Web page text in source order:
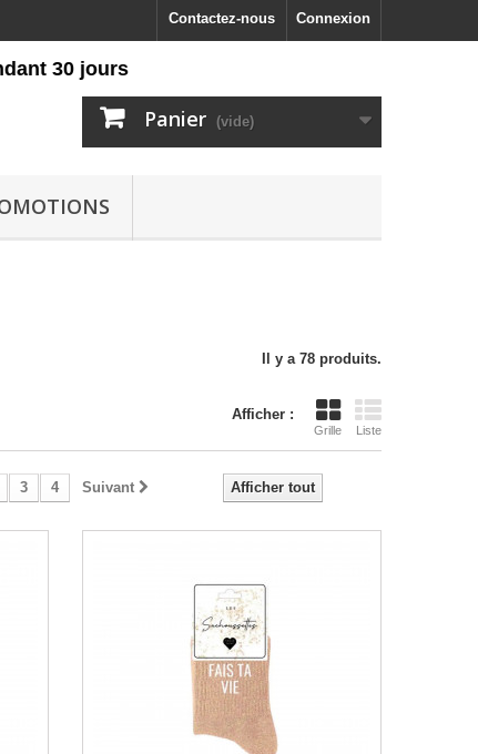
Connexion
Contactez-nous
Panier (vide)
jours
Il y a 78 produits.
Afficher :
Grille Liste
Afficher tout
3 4 Suivant